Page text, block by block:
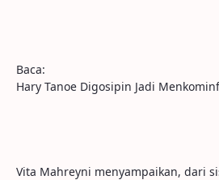
Baca:
Hary Tanoe Digosipin Jadi
Vita Mahreyni menyampaikan, dari